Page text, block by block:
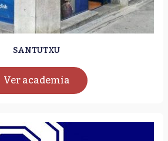
SANTUTXU
Ver academia